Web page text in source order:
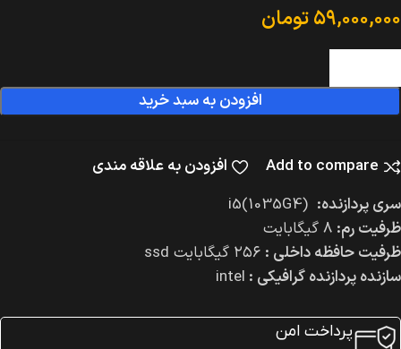
۵۹,۰۰۰,۰۰۰تومان
افزودن به سبد خرید
Add to compare
افزودن به علاقه مندی
سری پردازنده:
ظرفیت رم:
ظرفیت حافظه داخلی :
سازنده پردازنده گرافیکی : intel
پرداخت امن